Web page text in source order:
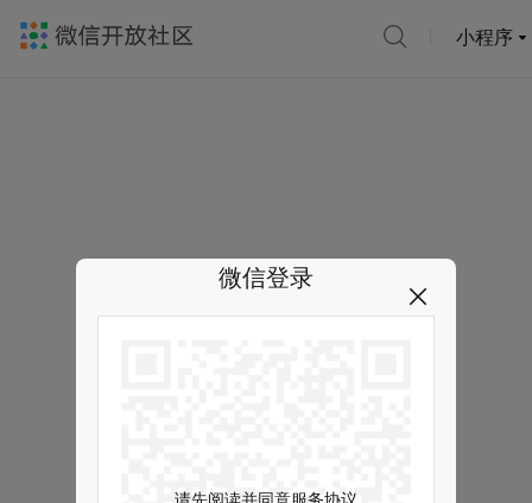
小程序
微信登录
请先阅读并同意服务协议